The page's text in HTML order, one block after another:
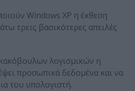
Windows XP η έκθεση
τρεις βασικότερες απειλές
λογισμικών η
προσωπικά δεδομένα και να
του υπολογιστή.